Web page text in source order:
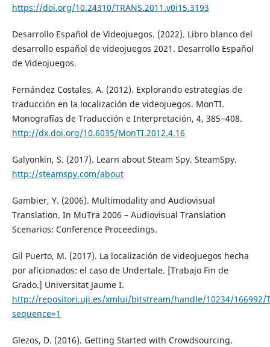
https://doi.org/10.24310/TRANS.2011.v0i15.3193
Desarrollo Español de Videojuegos. (2022). Libro blanco del
desarrollo español de videojuegos 2021. Desarrollo Español
de Videojuegos.
Fernández Costales, A. (2012). Explorando estrategias de
traducción en la localización de videojuegos. MonTI.
Monografías de Traducción e Interpretación, 4, 385−408.
http://dx.doi.org/10.6035/MonTI.2012.4.16
Galyonkin, S. (2017). Learn about Steam Spy. SteamSpy.
http://steamspy.com/about
Gambier, Y. (2006). Multimodality and Audiovisual
Translation. In MuTra 2006 – Audiovisual Translation
Scenarios: Conference Proceedings.
Gil Puerto, M. (2017). La localización de videojuegos hecha
por aficionados: el caso de Undertale. [Trabajo Fin de
Grado.] Universitat Jaume I.
http://repositori.uji.es/xmlui/bitstream/handle/10234/166992/
sequence=1
Glezos, D. (2016). Getting Started with Crowdsourcing.